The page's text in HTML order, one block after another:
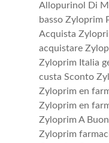
Allopurinol Di
basso Zyloprim
Acquista
acquistare
Zyloprim Italia
custa Sconto
Zyloprim en
Zyloprim en
Zyloprim A
Zyloprim